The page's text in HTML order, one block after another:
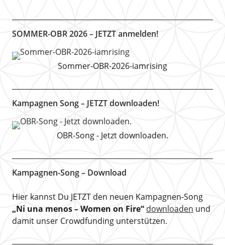
SOMMER-OBR 2026 – JETZT anmelden!
Sommer-OBR-2026-iamrising
Kampagnen Song – JETZT downloaden!
OBR-Song - Jetzt downloaden.
Kampagnen-Song – Download
Hier kannst Du JETZT den neuen Kampagnen-Song
„Ni una menos – Women on Fire“ downloaden und
damit unser Crowdfunding unterstützen.